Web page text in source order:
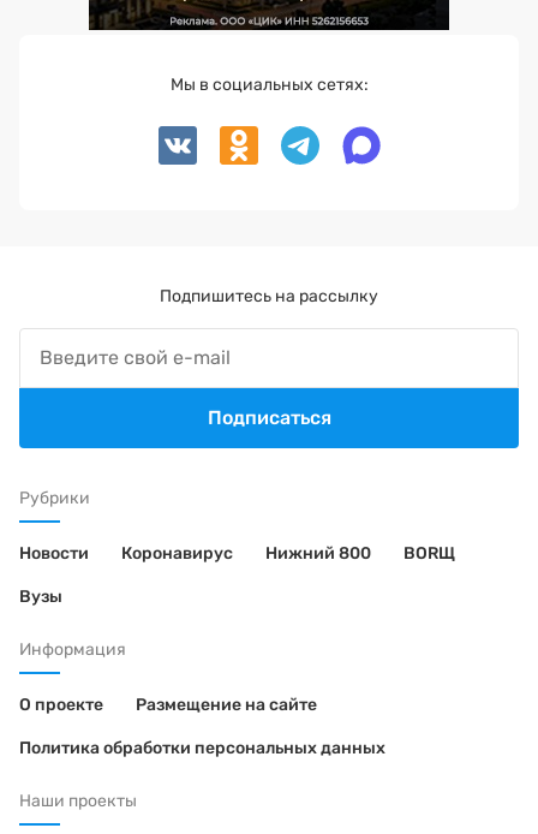
Рубрики
Новости Коронавирус Нижний 800 BORЩ
Вузы
Информация
О проекте Размещение на сайте
Политика обработки персональных данных
Наши проекты
Мы в социальных сетях:
Подпишитесь на рассылку
Подписаться